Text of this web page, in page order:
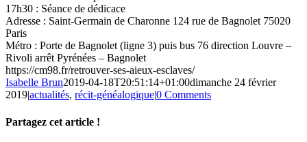
17h30 : Séance de dédicace
Adresse : Saint-Germain de Charonne 124 rue de Bagnolet 75020
Paris
Métro : Porte de Bagnolet (ligne 3) puis bus 76 direction Louvre –
Rivoli arrêt Pyrénées – Bagnolet
https://cm98.fr/retrouver-ses-aieux-esclaves/
Isabelle Brun2019-04-18T20:51:14+01:00dimanche 24 février
2019|actualités, récit-généalogique|0 Comments
Partagez cet article !